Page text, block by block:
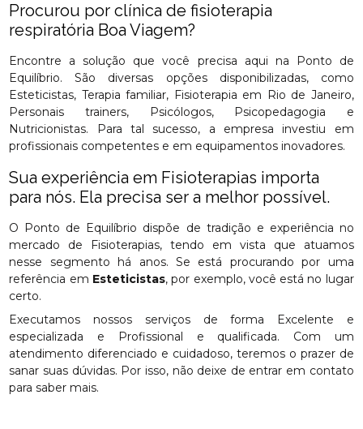
Procurou por clínica de fisioterapia
respiratória Boa Viagem?
Encontre a solução que você precisa aqui na Ponto de
Equilíbrio. São diversas opções disponibilizadas, como
Esteticistas, Terapia familiar, Fisioterapia em Rio de Janeiro,
Personais trainers, Psicólogos, Psicopedagogia e
Nutricionistas. Para tal sucesso, a empresa investiu em
profissionais competentes e em equipamentos inovadores.
Sua experiência em Fisioterapias importa
para nós. Ela precisa ser a melhor possível.
O Ponto de Equilíbrio dispõe de tradição e experiência no
mercado de Fisioterapias, tendo em vista que atuamos
nesse segmento há anos. Se está procurando por uma
referência em Esteticistas, por exemplo, você está no lugar
certo.
Executamos nossos serviços de forma Excelente e
especializada e Profissional e qualificada. Com um
atendimento diferenciado e cuidadoso, teremos o prazer de
sanar suas dúvidas. Por isso, não deixe de entrar em contato
para saber mais.